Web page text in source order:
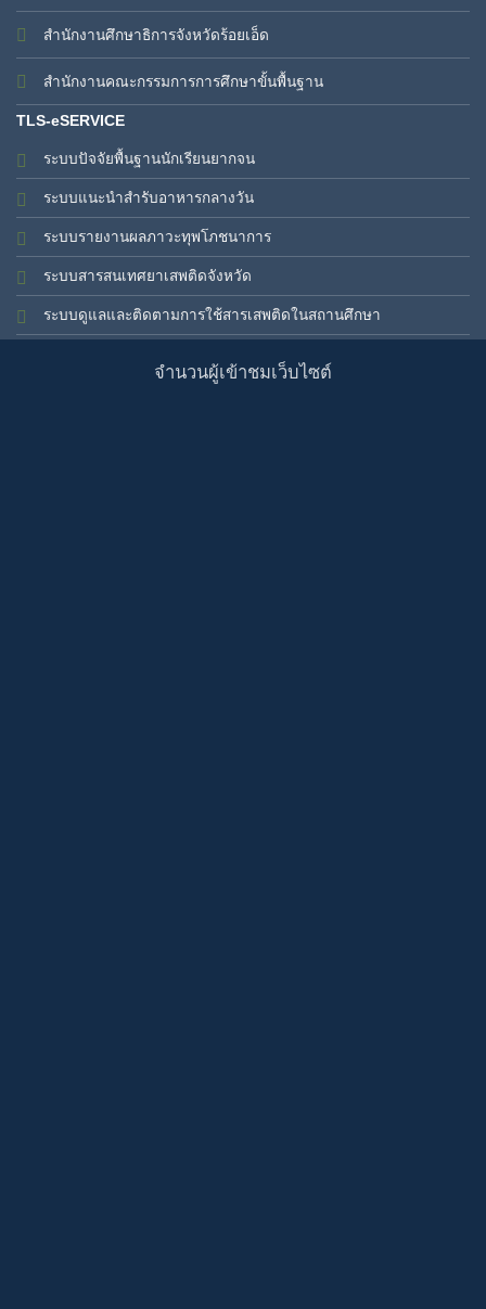
สำนักงานศึกษาธิการจังหวัดร้อยเอ็ด
สำนักงานคณะกรรมการการศึกษาขั้นพื้นฐาน
TLS-eSERVICE
ระบบปัจจัยพื้นฐานนักเรียนยากจน
ระบบแนะนำสำรับอาหารกลางวัน
ระบบรายงานผลภาวะทุพโภชนาการ
ระบบสารสนเทศยาเสพติดจังหวัด
ระบบดูแลและติดตามการใช้สารเสพติดในสถานศึกษา
จำนวนผู้เข้าชมเว็บไซต์